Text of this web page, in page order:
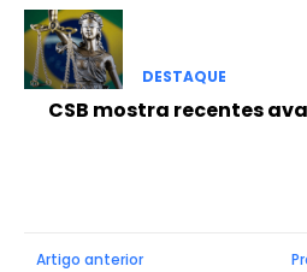
DESTAQUE
CSB mostra recentes
Artigo anterior